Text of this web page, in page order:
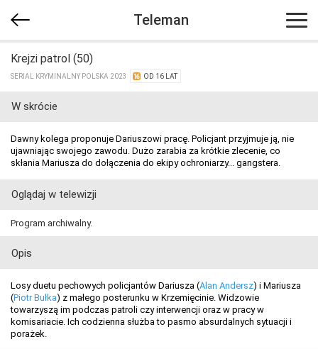
Teleman
Krejzi patrol (50)
SERIAL KRYMINALNY POLSKA 2023 OD 16 LAT
W skrócie
Dawny kolega proponuje Dariuszowi pracę. Policjant przyjmuje ją, nie
ujawniając swojego zawodu. Dużo zarabia za krótkie zlecenie, co
skłania Mariusza do dołączenia do ekipy ochroniarzy... gangstera.
Oglądaj w telewizji
Program archiwalny.
Opis
Losy duetu pechowych policjantów Dariusza (Alan Andersz) i Mariusza
(Piotr Bułka) z małego posterunku w Krzemięcinie. Widzowie
towarzyszą im podczas patroli czy interwencji oraz w pracy w
komisariacie. Ich codzienna służba to pasmo absurdalnych sytuacji i
porażek.